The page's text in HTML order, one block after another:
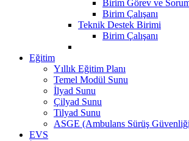
Birim Görev ve
Birim Çalışanı
Teknik Destek Birimi
Birim Çalışanı
Eğitim
Yıllık Eğitim Planı
Temel Modül Sunu
İlyad Sunu
Çilyad Sunu
Tilyad Sunu
ASGE (Ambulans Sürüş
EVS